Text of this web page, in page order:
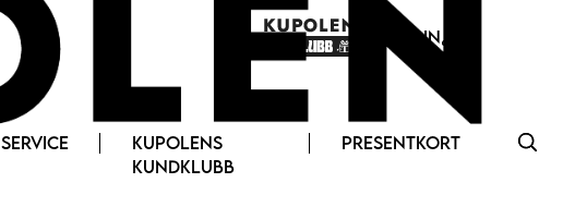
LOGGA IN
SERVICE
KUPOLENS
KUNDKLUBB
PRESENTKORT